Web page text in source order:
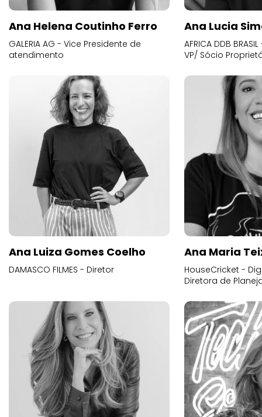
Ana Helena Coutinho Ferro
GALERIA AG - Vice Presidente de
atendimento
Ana Lucia
AFRICA DDB
VP/ Sócio
Ana Luiza Gomes Coelho
DAMASCO FILMES - Diretor
Ana Maria
HouseCricket -
Diretora de